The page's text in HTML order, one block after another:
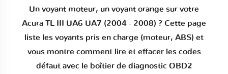
Un voyant moteur, un voyant orange sur votre
Acura TL III UA6 UA7 (2004 - 2008) ? Cette page
liste les voyants pris en charge (moteur, ABS) et
vous montre comment lire et effacer les codes
défautavec le boîtier de diagnostic OBD2